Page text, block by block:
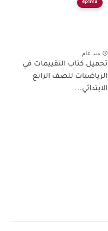
4p1ma
منذ عام
تحميل كتاب التقييمات في
الرياضيات للصف الرابع
الابتدائي...